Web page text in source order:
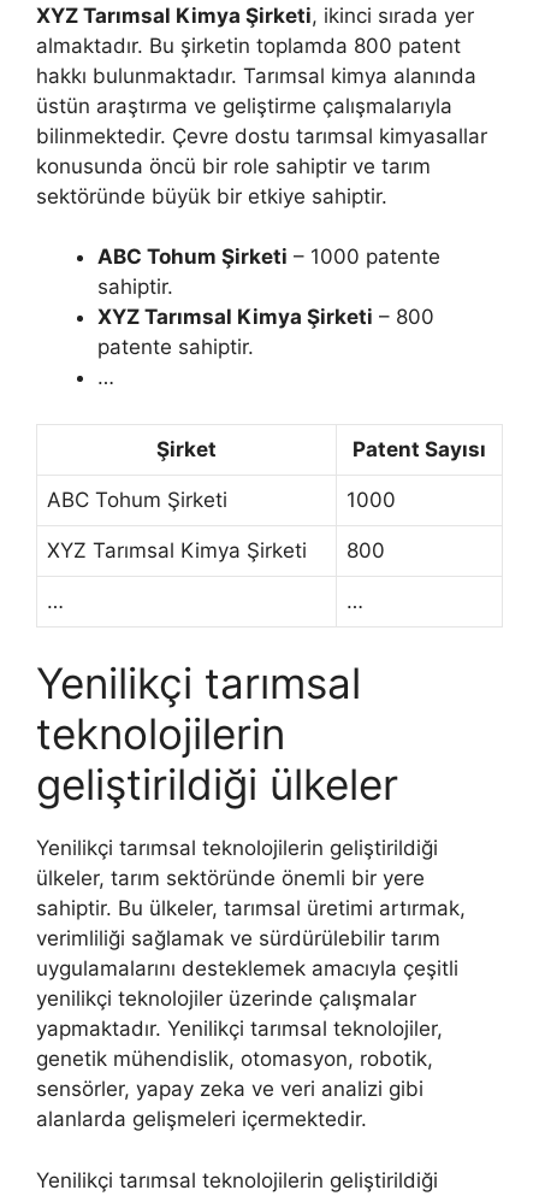
XYZ Tarımsal Kimya Şirketi, ikinci sırada yer
almaktadır. Bu şirketin toplamda 800 patent
hakkı bulunmaktadır. Tarımsal kimya alanında
üstün araştırma ve geliştirme çalışmalarıyla
bilinmektedir. Çevre dostu tarımsal kimyasallar
konusunda öncü bir role sahiptir ve tarım
sektöründe büyük bir etkiye sahiptir.
ABC Tohum Şirketi – 1000 patente
sahiptir.
XYZ Tarımsal Kimya Şirketi – 800
patente sahiptir.
…
Şirket Patent Sayısı
ABC Tohum Şirketi 1000
XYZ Tarımsal Kimya Şirketi 800
… …
Yenilikçi tarımsal
teknolojilerin
geliştirildiği ülkeler
Yenilikçi tarımsal teknolojilerin geliştirildiği
ülkeler, tarım sektöründe önemli bir yere
sahiptir. Bu ülkeler, tarımsal üretimi artırmak,
verimliliği sağlamak ve sürdürülebilir tarım
uygulamalarını desteklemek amacıyla çeşitli
yenilikçi teknolojiler üzerinde çalışmalar
yapmaktadır. Yenilikçi tarımsal teknolojiler,
genetik mühendislik, otomasyon, robotik,
sensörler, yapay zeka ve veri analizi gibi
alanlarda gelişmeleri içermektedir.
Yenilikçi tarımsal teknolojilerin geliştirildiği